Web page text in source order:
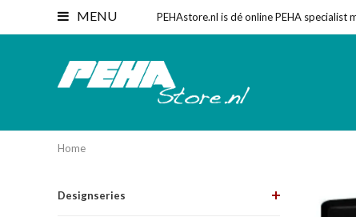
MENU PEHAstore.nl is dé online PEHA
Home
Designseries